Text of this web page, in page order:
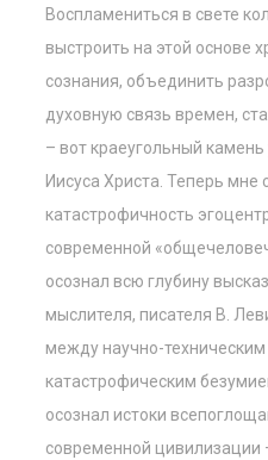
Воспламениться в свете
выстроить на этой основе
сознания, объединить
духовную связь времен,
– вот краеугольный
Иисуса Христа. Теперь мне
катастрофичность
современной
осознал всю глубину
мыслителя, писателя В.
между научно-
катастрофическим
осознал истоки
современной цивилизации